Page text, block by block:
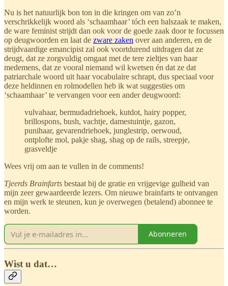
Nu is het natuurlijk bon ton in die kringen om van zo’n
verschrikkelijk woord als ‘schaamhaar’ tóch een halszaak te maken,
de ware feminist strijdt dan ook voor de goede zaak door te focussen
op deugwoorden en laat de zware zaken over aan anderen, en de
strijdvaardige emancipist zal ook voortdurend uitdragen dat ze
deugt, dat ze zorgvuldig omgaat met de tere zieltjes van haar
medemens, dat ze vooral niemand wil kwetsen én dat ze dat
patriarchale woord uit haar vocabulaire schrapt, dus speciaal voor
deze heldinnen en rolmodellen heb ik wat suggesties om
‘schaamhaar’ te vervangen voor een ander deugwoord:
vulvahaar, bermudadriehoek, kutdot, hairy popper,
brillospons, bush, vachtje, damestuintje, gazon,
punihaar, gevarendriehoek, junglestrip, oerwoud,
ontplofte mol, pakje shag, shag op de rails, streepje,
grasveldje
Wees vrij om aan te vullen in de comments!
Tjeerds Brainfarts bestaat bij de gratie en vrijgevige gulheid van
mijn zeer gewaardeerde lezers. Om nieuwe brainfarts te ontvangen
en mijn werk te steunen, kun je overwegen (betalend) abonnee te
worden.
Abonneren
Wist u dat…